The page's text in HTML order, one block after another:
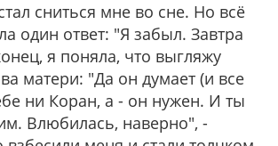
сниться мне во сне. Но всё
один ответ: "Я забыл. Завтра
я поняла, что выгляжу
матери: "Да он думает (и все
ни Коран, а - он нужен. И ты
Влюбилась, наверно", -